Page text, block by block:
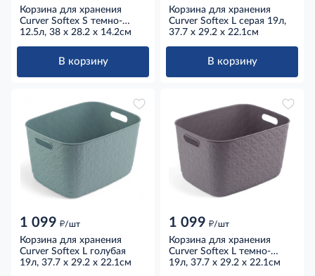
Корзина для хранения
Curver Softex S темно-
серая 12.5л, 38 x 28.2 x
12.5л, 38 x 28.2 x 14.2см
В корзину
Корзина для хранения
Curver Softex L серая 19л,
37.7 x 29.2 x 22.1см
В корзину
1 099 д/шт
Корзина для хранения
Curver Softex L голубая
19л, 37.7 x 29.2 x 22.1см
1 099 д/шт
Корзина для хранения
Curver Softex L темно-
серая 19л, 37.7 x 29.2 x
19л, 37.7 x 29.2 x 22.1см